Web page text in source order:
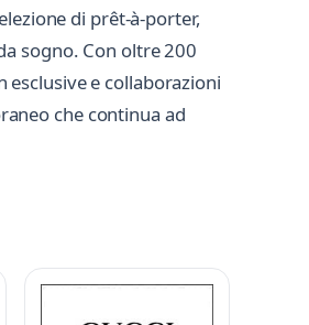
di prêt-à-porter,
sogno. Con oltre 200
esclusive e collaborazioni
che continua ad